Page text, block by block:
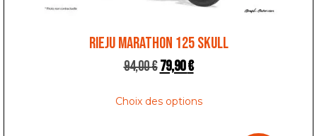
RIEJU MARATHON 125 SKULL
94,00€79,90€
Choix des options